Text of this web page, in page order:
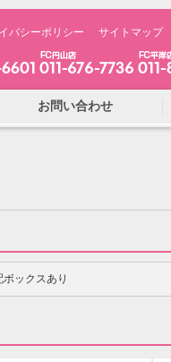
バシーポリシー サイトマップ
お問い合わせ
ックスあり